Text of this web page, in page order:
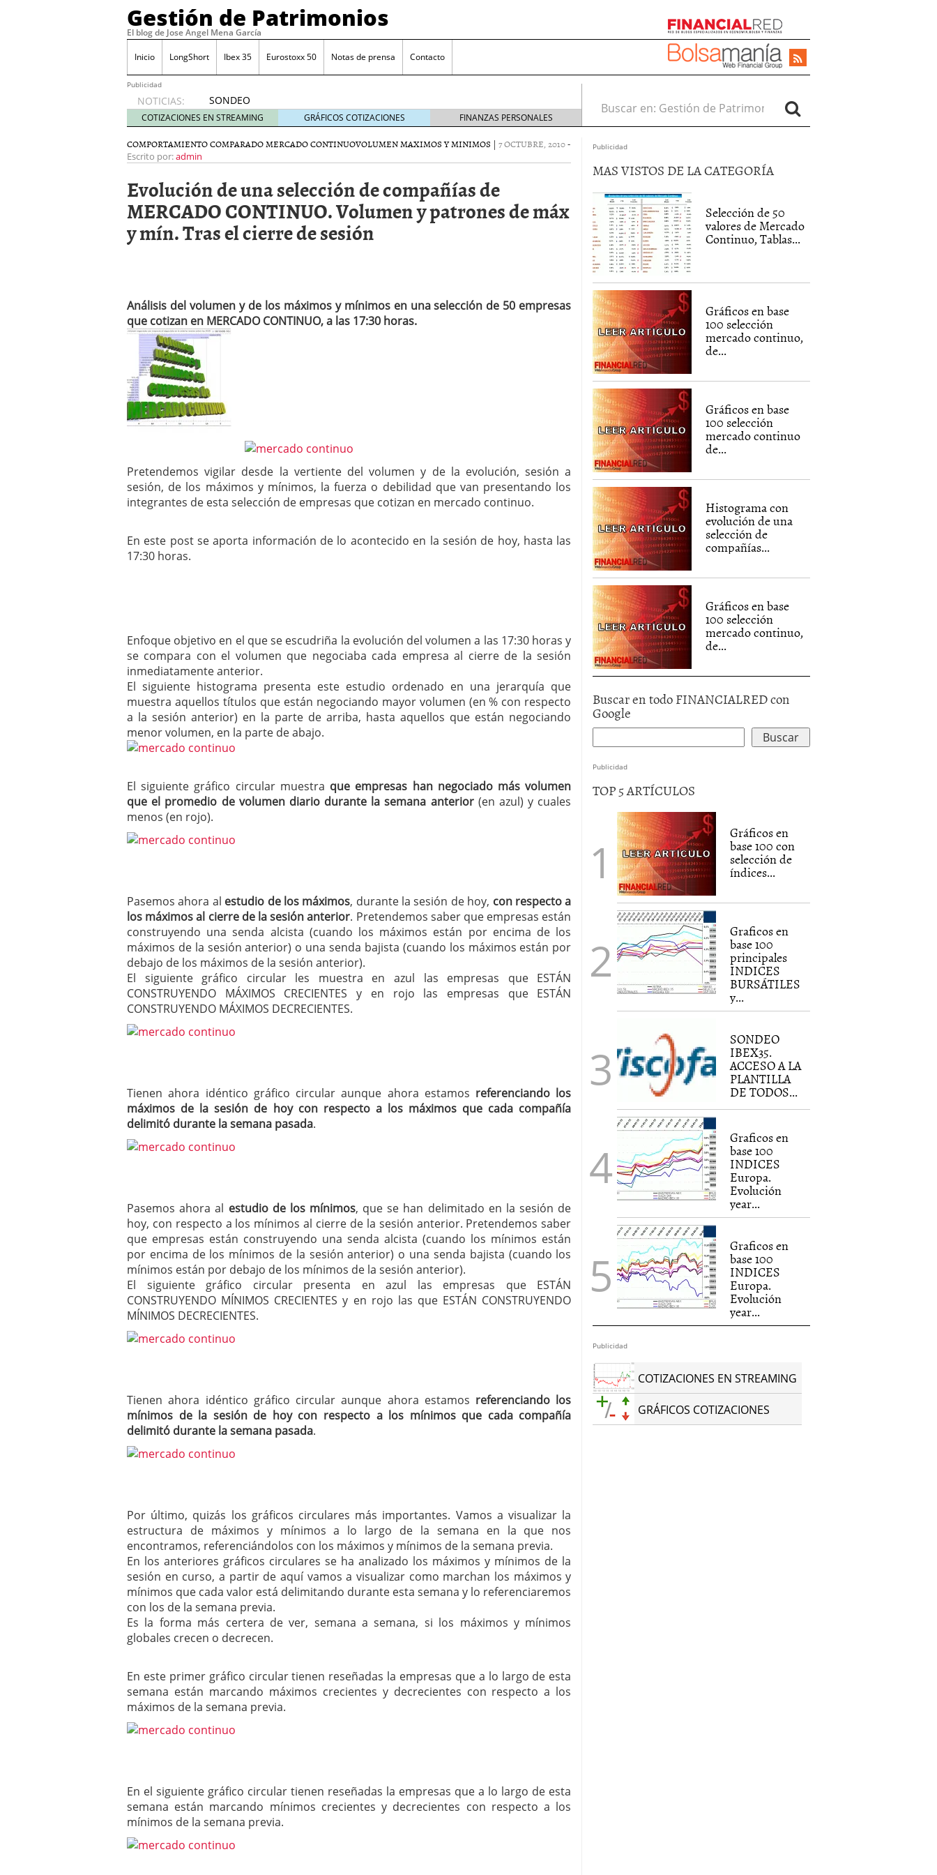
Gestión de Patrimonios
El blog de Jose Angel Mena García
Inicio LongShort Ibex 35 Eurostoxx 50 Notas de prensa Contacto
Publicidad
NOTICIAS:
SONDEO
IBEX35.
ACCESO
A LA
TODOS
LOS
VALORES
IBEX35
anuales. Se constata progresivo alejamiento global de m?ximos anuales
mayo 28, 2013
Catalejo sobre IBEX35. SISM?METROS. Prosiguen a la baja desde el 13/mayo
CATALEJO SOBRE IBEX35. TERMOMETROS. Aún con recorrido a la baja para
alcanzar la zona de sobreventa y entonces si se podría apostar por un
rebote interesante
COTIZACIONES EN STREAMING GRÁFICOS COTIZACIONES FINANZAS PERSONALES
Buscar en:
COMPORTAMIENTO COMPARADO MERCADO CONTINUOVOLUMEN MAXIMOS Y MINIMOS | 7 OCTUBRE, 2010-
Escrito por:admin
Evolución de una selección de compañías de
MERCADO CONTINUO. Volumen y patrones de máx
y mín. Tras el cierre de sesión
Análisis del volumen y de los máximos y mínimos en una selección de 50 empresas
que cotizan en MERCADO CONTINUO, a las 17:30 horas.
Pretendemos vigilar desde la vertiente del volumen y de la evolución, sesión a
sesión, de los máximos y mínimos, la fuerza o debilidad que van presentando los
integrantes de esta selección de empresas que cotizan en mercado continuo.
En este post se aporta información de lo acontecido en la sesión de hoy, hasta las
17:30 horas.
Enfoque objetivo en el que se escudriña la evolución del volumen a las 17:30 horas y
se compara con el volumen que negociaba cada empresa al cierre de la sesión
inmediatamente anterior.
El siguiente histograma presenta este estudio ordenado en una jerarquía que
muestra aquellos títulos que están negociando mayor volumen (en % con respecto
a la sesión anterior) en la parte de arriba, hasta aquellos que están negociando
menor volumen, en la parte de abajo.
El siguiente gráfico circular muestra que empresas han negociado más volumen
que el promedio de volumen diario durante la semana anterior(en azul) y cuales
menos (en rojo).
Pasemos ahora al estudio de los máximos, durante la sesión de hoy, con respecto a
los máximos al cierre de la sesión anterior. Pretendemos saber que empresas están
construyendo una senda alcista (cuando los máximos están por encima de los
máximos de la sesión anterior) o una senda bajista (cuando los máximos están por
debajo de los máximos de la sesión anterior).
El siguiente gráfico circular les muestra en azul las empresas que ESTÁN
CONSTRUYENDO MÁXIMOS CRECIENTES y en rojo las empresas que ESTÁN
CONSTRUYENDO MÁXIMOS DECRECIENTES.
Tienen ahora idéntico gráfico circular aunque ahora estamos referenciando los
máximos de la sesión de hoy con respecto a los máximos que cada compañía
delimitó durante la semana pasada.
Pasemos ahora al estudio de los mínimos, que se han delimitado en la sesión de
hoy, con respecto a los mínimos al cierre de la sesión anterior. Pretendemos saber
que empresas están construyendo una senda alcista (cuando los mínimos están
por encima de los mínimos de la sesión anterior) o una senda bajista (cuando los
mínimos están por debajo de los mínimos de la sesión anterior).
El siguiente gráfico circular presenta en azul las empresas que ESTÁN
CONSTRUYENDO MÍNIMOS CRECIENTES y en rojo las que ESTÁN CONSTRUYENDO
MÍNIMOS DECRECIENTES.
Tienen ahora idéntico gráfico circular aunque ahora estamos referenciando los
mínimos de la sesión de hoy con respecto a los mínimos que cada compañía
delimitó durante la semana pasada.
Por último, quizás los gráficos circulares más importantes. Vamos a visualizar la
estructura de máximos y mínimos a lo largo de la semana en la que nos
encontramos, referenciándolos con los máximos y mínimos de la semana previa.
En los anteriores gráficos circulares se ha analizado los máximos y mínimos de la
sesión en curso, a partir de aquí vamos a visualizar como marchan los máximos y
mínimos que cada valor está delimitando durante esta semana y lo referenciaremos
con los de la semana previa.
Es la forma más certera de ver, semana a semana, si los máximos y mínimos
globales crecen o decrecen.
En este primer gráfico circular tienen reseñadas la empresas que a lo largo de esta
semana están marcando máximos crecientes y decrecientes con respecto a los
máximos de la semana previa.
En el siguiente gráfico circular tienen reseñadas la empresas que a lo largo de esta
semana están marcando mínimos crecientes y decrecientes con respecto a los
mínimos de la semana previa.
Publicidad
MAS VISTOS DE LA CATEGORÍA
Selección de 50
valores de Mercado
Continuo, Tablas...
Gráficos en base
100 selección
mercado continuo,
de...
Gráficos en base
100 selección
mercado continuo
de...
Histograma con
evolución de una
selección de
compañías...
Gráficos en base
100 selección
mercado continuo,
de...
Buscar en todo FINANCIALRED con
Google
Publicidad
TOP 5 ARTÍCULOS
Gráficos en
base 100 con
selección de
índices...
Graficos en
base 100
principales
INDICES
BURSÁTILES
y...
SONDEO
IBEX35.
ACCESO A LA
PLANTILLA
DE TODOS...
Graficos en
base 100
INDICES
Europa.
Evolución
year...
Graficos en
base 100
INDICES
Europa.
Evolución
year...
Publicidad
COTIZACIONES EN STREAMING
GRÁFICOS COTIZACIONES